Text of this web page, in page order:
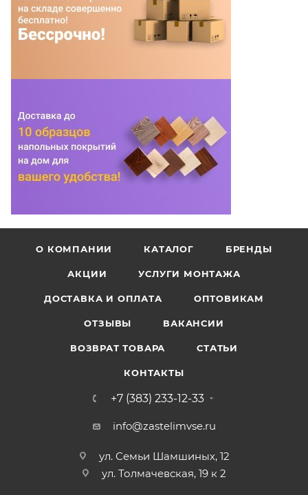
О КОМПАНИИ КАТАЛОГ БРЕНДЫ
АКЦИИ УСЛУГИ МОНТАЖА
ДОСТАВКА И ОПЛАТА ОПТОВИКАМ
ОТЗЫВЫ ВАКАНСИИ
ВОЗВРАТ ТОВАРА СТАТЬИ
КОНТАКТЫ
+7 (383) 233-12-33
info@zastelimvse.ru
ул. Семьи Шамшиных, 12
ул. Толмачевская, 19 к 2